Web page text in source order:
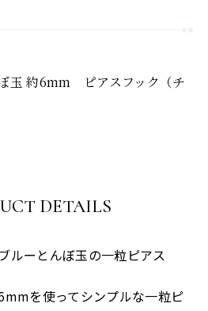
玉 約6mm ピアスフック（チ
DETAILS
ルーとんぼ玉の一粒ピアス
を使ってシンプルな一粒ピ